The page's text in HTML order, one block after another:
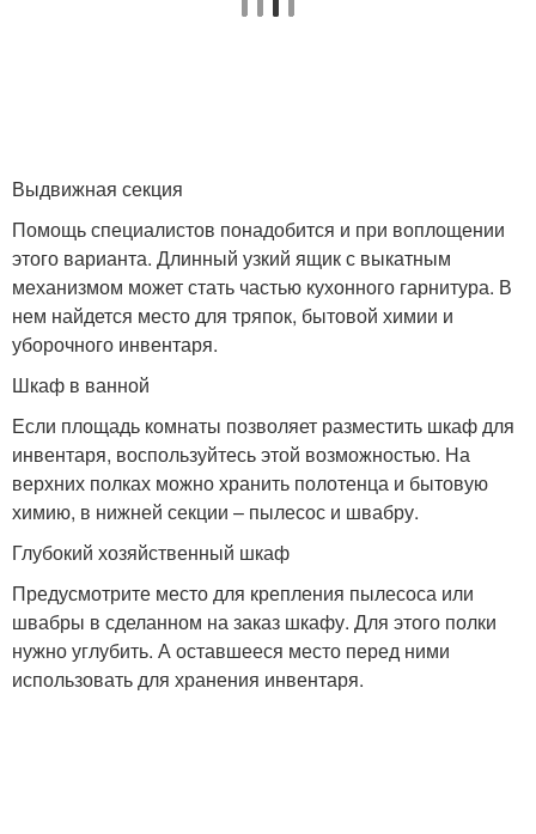
Выдвижная секция
Помощь специалистов понадобится и при воплощении
этого варианта. Длинный узкий ящик с выкатным
механизмом может стать частью кухонного гарнитура. В
нем найдется место для тряпок, бытовой химии и
уборочного инвентаря.
Шкаф в ванной
Если площадь комнаты позволяет разместить шкаф для
инвентаря, воспользуйтесь этой возможностью. На
верхних полках можно хранить полотенца и бытовую
химию, в нижней секции – пылесос и швабру.
Глубокий хозяйственный шкаф
Предусмотрите место для крепления пылесоса или
швабры в сделанном на заказ шкафу. Для этого полки
нужно углубить. А оставшееся место перед ними
использовать для хранения инвентаря.